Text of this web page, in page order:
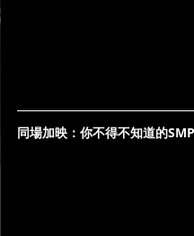
同場加映：你不得不知道的